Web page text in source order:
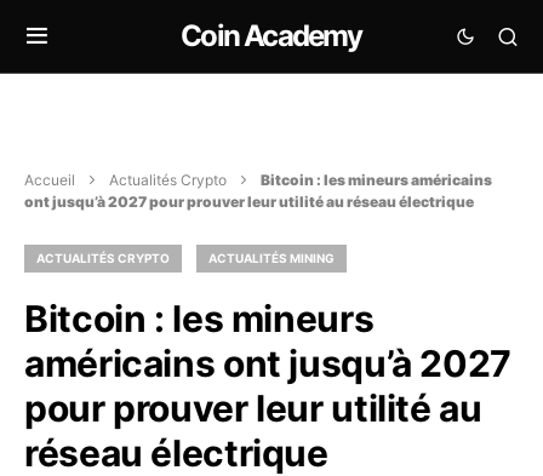
Coin Academy
Accueil Actualités Crypto
Bitcoin : les mineurs américains
ont jusqu’à 2027 pour prouver leur utilité au réseau électrique
ACTUALITÉS CRYPTO ACTUALITÉS MINING
Bitcoin : les mineurs
américains ont jusqu’à 2027
pour prouver leur utilité au
réseau électrique